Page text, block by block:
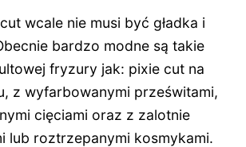
wcale nie musi być gładka i
bardzo modne są takie
fryzury jak: pixie cut na
z wyfarbowanymi prześwitami,
cięciami oraz z zalotnie
lub roztrzepanymi kosmykami.